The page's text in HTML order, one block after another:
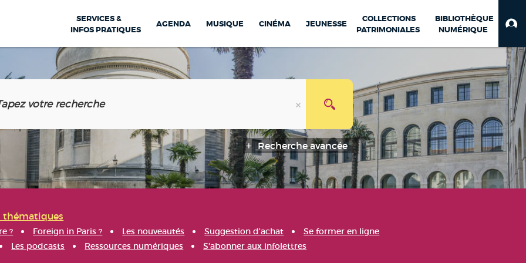
SERVICES &
INFOS PRATIQUES
AGENDA MUSIQUE CINÉMA JEUNESSE
COLLECTIONS
PATRIMONIALES
BIBLIOTHÈQUE
NUMÉRIQUE
Recherche avancée
thématiques
? Foreign in Paris ? Les nouveautés Suggestion d'achat
Se former en ligne
Les podcasts Ressources numériques S'abonner aux infolettres